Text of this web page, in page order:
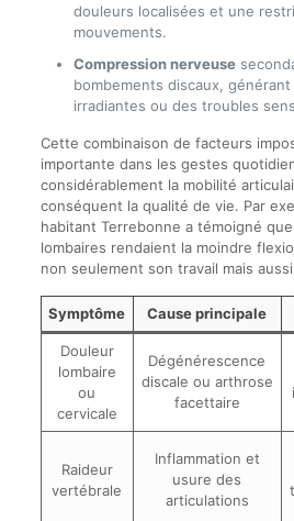
douleurs localisées et une
mouvements.
Compression nerveuse
bombements discaux,
irradiantes ou des troubles
Cette combinaison de facteurs
importante dans les gestes
considérablement la mobilité
conséquent la qualité de vie. Par
habitant Terrebonne a témoigné
lombaires rendaient la moindre
non seulement son travail mais
Symptôme Cause principale
Douleur
lombaire
ou
cervicale
Dégénérescence
discale ou arthrose
facettaire
Raideur
vertébrale
Inflammation et
usure des
articulations